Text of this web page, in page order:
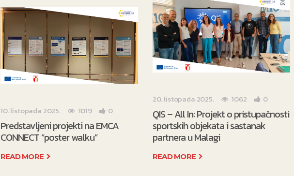
20. listopada 2025. 1062 0
QIS – All In: Projekt o pristupačnosti
sportskih objekata i sastanak
partnera u Malagi
READ MORE
10. listopada 2025. 1019 0
Predstavljeni projekti na EMCA
CONNECT “poster walku”
READ MORE